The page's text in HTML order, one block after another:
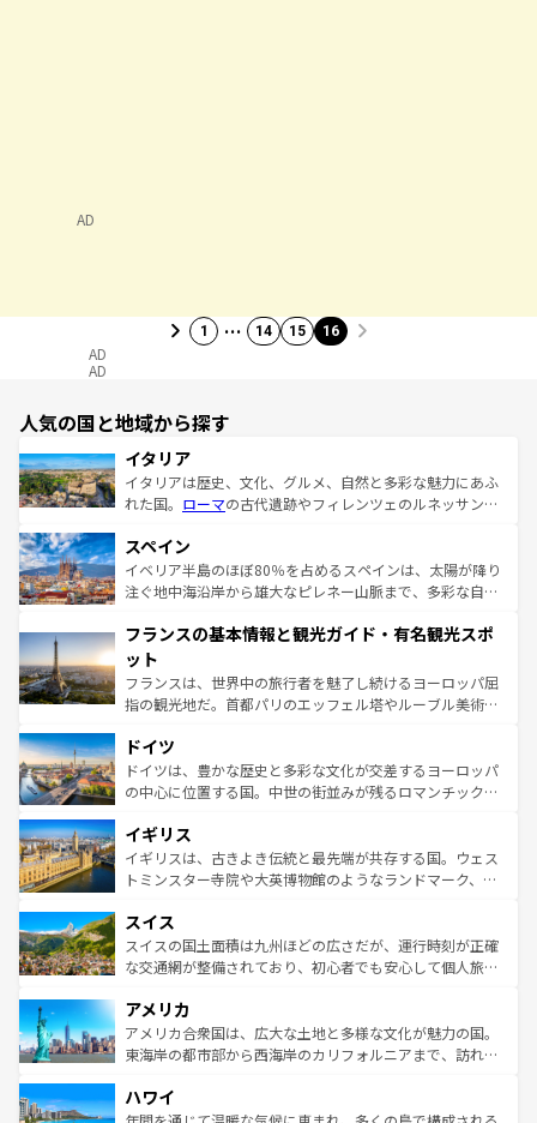
AD
1 … 14 15 16
AD
AD
人気の国と地域から探す
イタリア
イタリアは歴史、文化、グルメ、自然と多彩な魅力にあふ
れた国。 ローマの古代遺跡やフィレンツェのルネッサンス
ろん、トスカーナの美しい田園風景やアマルフィ海岸の絶
景など、自然景観も見逃せない。観光の合間には、本場の
ピザやパスタなど、絶品のイタリア料理を堪能することも
ませてくれるイタリアで、忘れられない旅をしてみよう！
なお、新着のイタリア情報は
しい。
スペイン
イベリア半島のほぼ80％を占めるスペインは、太陽が降り
注ぐ地中海沿岸から雄大なピレネー山脈まで、多彩な自然
文化が根付くこの国では、情熱的なフラメンコ、熱気あふ
れる闘牛、そして美味しいタパスが生活の一部となってい
る。首都マドリードの洗練された雰囲気や、バルセロナの
アートに溢れた街角から、地方では古代ローマ遺跡や中世
せる。地方によって風土や気候が異なるスペインはその個
性で訪れる人を魅了する。 なお、新着のスペイン情報は コ
ンテンツ一覧を参照してほしい。
フランスの基本情報と観光ガイド・有名観光スポ
ット
フランスは、世界中の旅行者を魅了し続けるヨーロッパ屈
指の観光地だ。首都パリのエッフェル塔やルーブル美術館
で、幅広い魅力が詰まっている。華麗な宮殿、歴史的な大
聖堂、美しいビーチ、そして豊かな自然が、訪れる者を心
から魅了する。また、フランスは美食の国としても知ら
いる。シャンパンの発祥地であるランス、プロヴァンスの
香り高いラベンダー畑など、多彩な楽しみ方が可能だ。さ
らに、パリ以外の地域にも魅力が溢れており、どの街角に
れる地方に足を運ぶとそれぞれで全く異なる文化を体験で
きるだろう。 なお、新着のフランス情報はコンテンツ一覧
を参照してほしい。
ドイツ
ドイツは、豊かな歴史と多彩な文化が交差するヨーロッパ
の中心に位置する国。中世の街並みが残るロマンチック街
顔を持つこの国は、どこを歩いても飽きることがない。ベ
ルリンの文化的活気、バイエルン州のアルプスの絶景、そ
してライン川沿いのワイン畑といった風景は必見。ビール
は、お酒好きな人にはぜひ体験してほしい。 なお、新着の
ドイツ情報はコンテンツ一覧を参照してほしい。
イギリス
イギリスは、古きよき伝統と最先端が共存する国。ウェス
トミンスター寺院や大英博物館のようなランドマーク、歴
リアごとに異なる魅力がある。また、優雅なアフタヌーン
ティー、ビール好きにはたまらない英国パブ、サッカー観
戦など、本場だからこそできる体験も豊富。イギリスを旅
ンツ一覧を参照してほしい。
スイス
スイスの国土面積は九州ほどの広さだが、運行時刻が正確
な交通網が整備されており、初心者でも安心して個人旅行
の建物がそのまま残る町や、スイスならではのユニークな
博物館もあり、アルプス観光だけでなく町歩きも満喫する
ことができる。国民の所得が高いため物価も高いが、旅行
ば市内交通費無料で観光を楽しむこともできる。 なお、新
着のスイス情報はコンテンツ一覧 を参照してほしい。
アメリカ
アメリカ合衆国は、広大な土地と多様な文化が魅力の国。
東海岸の都市部から西海岸のカリフォルニアまで、訪れる
のような巨大都市は、観光、ショッピング、エンターテイ
ンメントが詰まった刺激的なスポットだ。一方、アメリカ
ハワイ